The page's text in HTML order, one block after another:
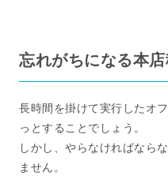
忘れがちになる本
長時間を掛けて実行したオ
っとすることでしょう。
しかし、やらなければなら
ません。